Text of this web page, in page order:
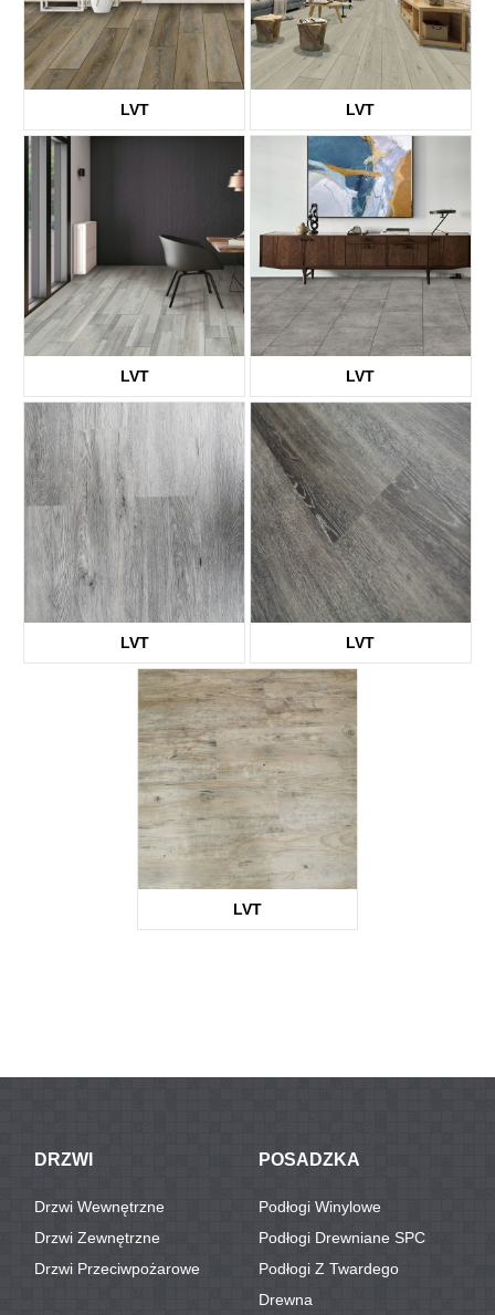
LVT LVT
KTV8006
LVT
KTV8007
LVT
KTV8009
LVT
KTV1939
LVT
KTV2155
LVT
DRZWI
Drzwi Wewnętrzne
Drzwi Zewnętrzne
Drzwi Przeciwpożarowe
POSADZKA
Podłogi Winylowe
Podłogi Drewniane SPC
Podłogi Z Twardego
Drewna